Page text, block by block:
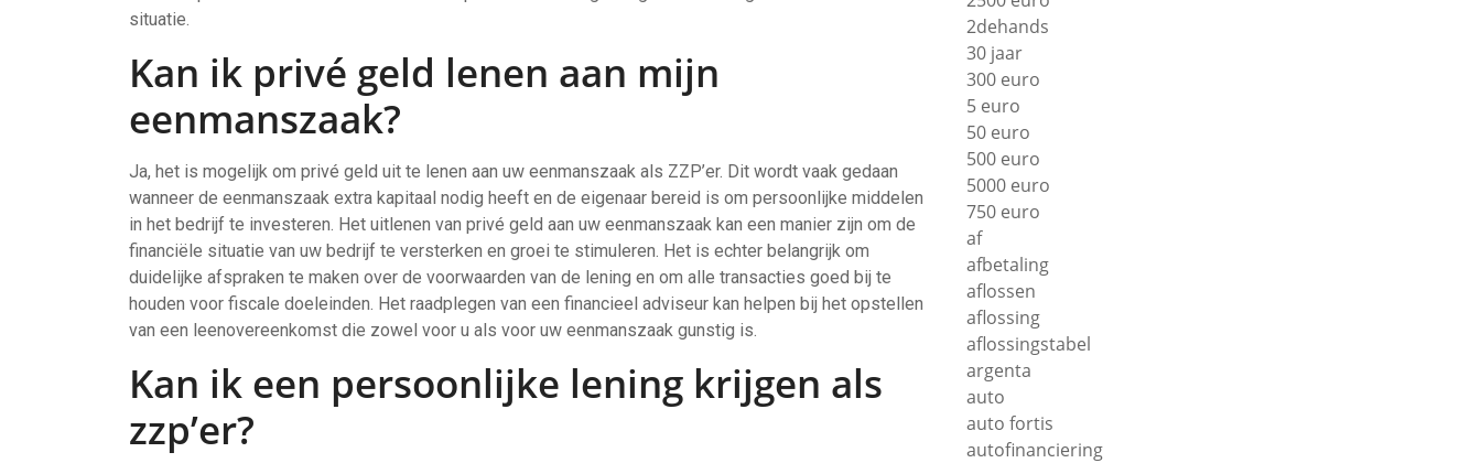
situatie.
Kan ik privé geld lenen aan mijn
eenmanszaak?
Ja, het is mogelijk om privé geld uit te lenen aan uw eenmanszaak als ZZP’er. Dit wordt vaak gedaan
wanneer de eenmanszaak extra kapitaal nodig heeft en de eigenaar bereid is om persoonlijke middelen
in het bedrijf te investeren. Het uitlenen van privé geld aan uw eenmanszaak kan een manier zijn om de
financiële situatie van uw bedrijf te versterken en groei te stimuleren. Het is echter belangrijk om
duidelijke afspraken te maken over de voorwaarden van de lening en om alle transacties goed bij te
houden voor fiscale doeleinden. Het raadplegen van een financieel adviseur kan helpen bij het opstellen
van een leenovereenkomst die zowel voor u als voor uw eenmanszaak gunstig is.
Kan ik een persoonlijke lening krijgen als
zzp’er?
2dehands
30 jaar
300 euro
5 euro
50 euro
500 euro
5000 euro
750 euro
af
afbetaling
aflossen
aflossing
aflossingstabel
argenta
auto
auto fortis
autofinanciering